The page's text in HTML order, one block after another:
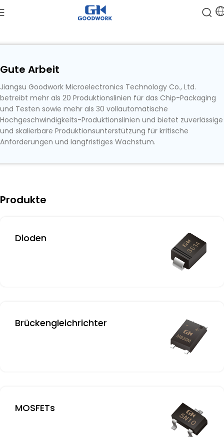
Gute Arbeit
Jiangsu Goodwork Microelectronics Technology Co., Ltd.
betreibt mehr als 20 Produktionslinien für das Chip-Packaging
und Testen sowie mehr als 30 vollautomatische
Hochgeschwindigkeits-Produktionslinien und bietet zuverlässige
und skalierbare Produktionsunterstützung für kritische
Anforderungen und langfristiges Wachstum.
Produkte
Dioden
Brückengleichrichter
MOSFETs